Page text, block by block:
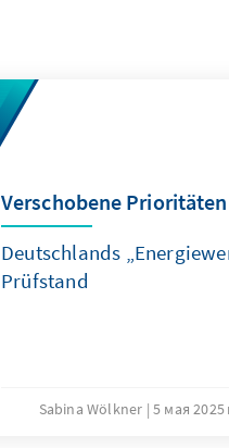
Verschobene Prioritäten
Deutschlands
Prüfstand
Sabina Wölkner 5 мая 2025